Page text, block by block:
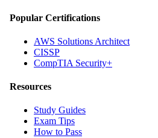
Popular Certifications
AWS Solutions Architect
CISSP
CompTIA Security+
Resources
Study Guides
Exam Tips
How to Pass